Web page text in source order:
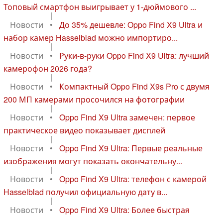
Топовый смартфон выигрывает у 1-дюймового ...
|
Новости
•
До 35% дешевле: Oppo Find X9 Ultra и
набор камер Hasselblad можно импортиро...
|
Новости
•
Руки-в-руки Oppo Find X9 Ultra: лучший
камерофон 2026 года?
|
Новости
•
Компактный Oppo Find X9s Pro с двумя
200 МП камерами просочился на фотографии
|
Новости
•
Oppo Find X9 Ultra замечен: первое
практическое видео показывает дисплей
|
Новости
•
Oppo Find X9 Ultra: Первые реальные
изображения могут показать окончательну...
|
Новости
•
Oppo Find X9 Ultra: телефон с камерой
Hasselblad получил официальную дату в...
|
Новости
•
Oppo Find X9 Ultra: Более быстрая